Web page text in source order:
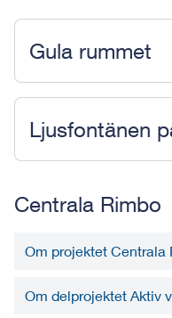
Gula rummet
Ljusfontänen
Centrala Rimbo
Om projektet Centrala
Om delprojektet Aktiv